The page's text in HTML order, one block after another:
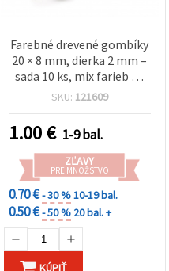
Farebné drevené gombíky
20 × 8 mm, dierka 2 mm –
sada 10 ks, mix farieb na
šitie, bižutériu a kreatívne
SKU: 121609
1.00€ 1-9 bal.
ZĽAVY
PRE MNOŽSTVO
0.70 €- 30 %10-19 bal.
0.50 €- 50 % 20 bal. +
KÚPIŤ